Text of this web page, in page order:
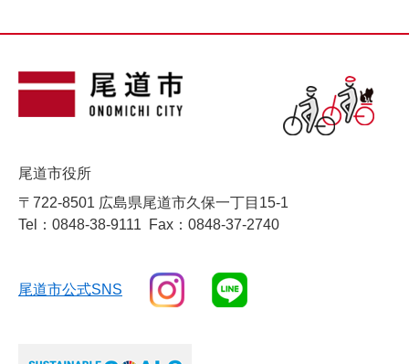
尾道市役所
〒722-8501 広島県尾道市久保一丁目15-1
Tel：0848-38-9111
Fax：0848-37-2740
尾道市公式SNS